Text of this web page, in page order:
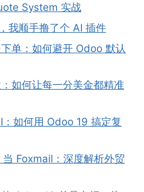
System 实战
我顺手撸了个 AI 插件
单：如何避开 Odoo 默认
如何让每一分美金都精准
：如何用 Odoo 19 搞定复
当 Foxmail：深度解析外贸